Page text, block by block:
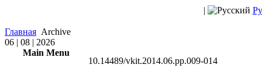
|
Главная Archive
06 | 08 | 2026
Main Menu
10.14489/vkit.2014.06.pp.009-014